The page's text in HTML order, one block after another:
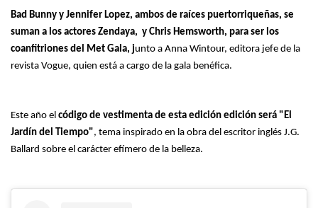
Bad Bunny y Jennifer Lopez, ambos de raíces puertorriqueñas, se
suman a los actores Zendaya, y Chris Hemsworth, para ser los
coanfitriones del Met Gala, junto a Anna Wintour, editora jefe de la
revista Vogue, quien está a cargo de la gala benéfica.
Este año el código de vestimenta de esta edición edición será "El
Jardín del Tiempo", tema inspirado en la obra del escritor inglés J.G.
Ballard sobre el carácter efímero de la belleza.